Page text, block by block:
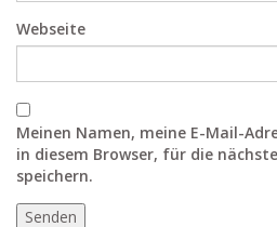
Webseite
Meinen Namen, meine E-Mail-
in diesem Browser, für die
speichern.